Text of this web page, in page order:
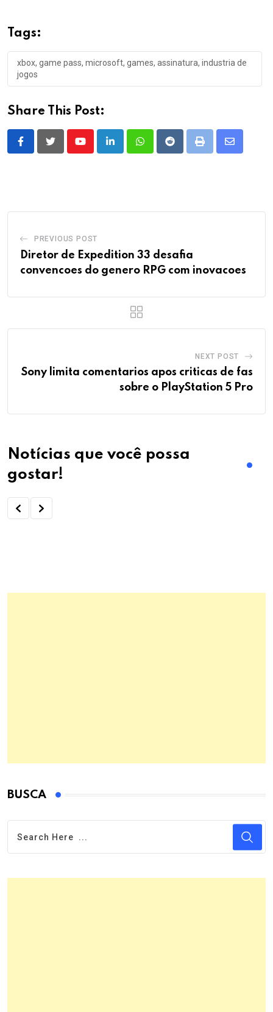
Tags:
xbox, game pass, microsoft, games, assinatura, industria de
jogos
Share This Post:
YoutubeLinkedInWhatsappRedditPrint
Share
PREVIOUS POST
Diretor de Expedition 33 desafia
convencoes do genero RPG com inovacoes
NEXT POST
Sony limita comentarios apos criticas de fas
sobre o PlayStation 5 Pro
Notícias que você possa
gostar!
BUSCA